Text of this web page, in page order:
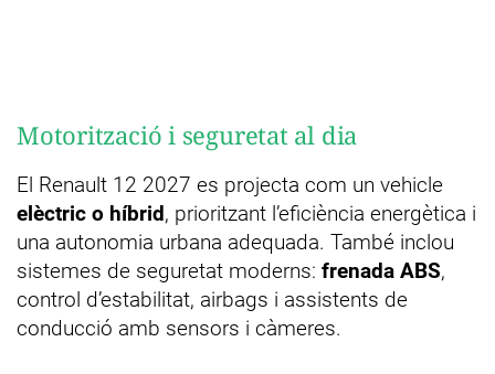
Motorització i seguretat al dia
El Renault 12 2027 es projecta com un vehicle
elèctric o híbrid, prioritzant l’eficiència energètica i
una autonomia urbana adequada. També inclou
sistemes de seguretat moderns: frenada ABS,
control d’estabilitat, airbags i assistents de
conducció amb sensors i càmeres.